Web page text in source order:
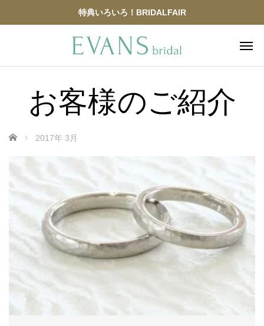
特典いろいろ！BRIDALFAIR
お客様のご紹介
ホーム 2017年 3月